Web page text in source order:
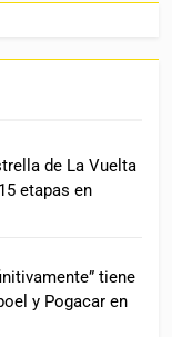
de La Vuelta
etapas en
tiene
y Pogacar en